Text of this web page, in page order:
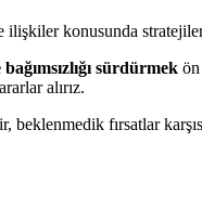
ilişkiler konusunda
sürdürmek
alırız.
beklenmedik fırsatlar